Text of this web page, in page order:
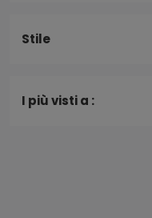
Stile
I più visti a :